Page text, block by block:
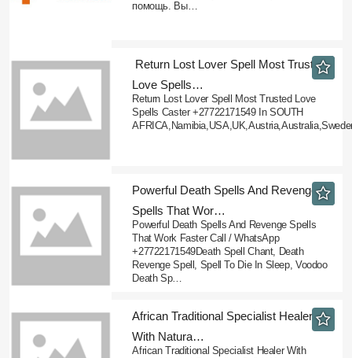
помощь. Вы…
​ Return Lost Lover Spell Most Trusted
Love Spells…
Return Lost Lover Spell Most Trusted Love
Spells Caster +27722171549 In SOUTH
​Powerful Death Spells And Revenge
Spells That Wor…
Powerful Death Spells And Revenge Spells
That Work Faster Call / WhatsApp
+27722171549Death Spell Chant, Death
Revenge Spell, Spell To Die In Sleep, Voodoo
Death Sp…
​African Traditional Specialist Healer
With Natura…
African Traditional Specialist Healer With